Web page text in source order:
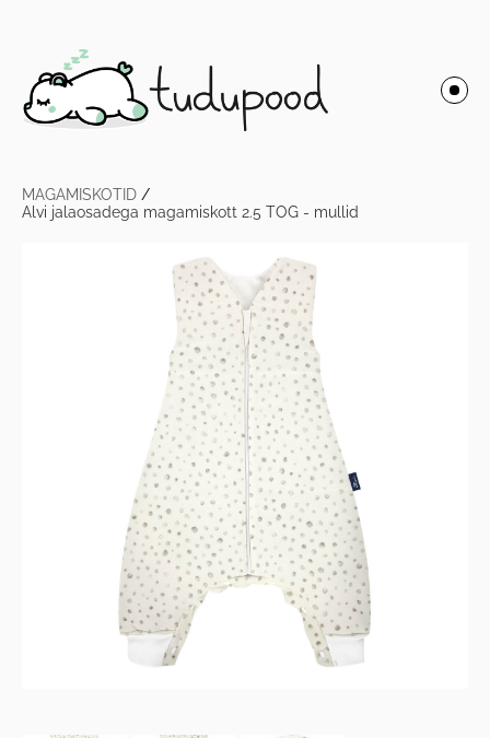
MAGAMISKOTID /
Alvi jalaosadega magamiskott 2.5 TOG - mullid